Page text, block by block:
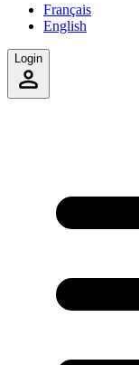
Français
English
Login